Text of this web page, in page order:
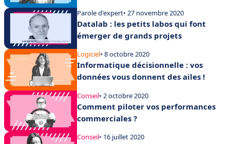
Parole d'expert• 27 novembre 2020
Datalab : les petits labos qui font
émerger de grands projets
Logiciel• 8 octobre 2020
Informatique décisionnelle : vos
données vous donnent des ailes !
Conseil• 2 octobre 2020
Comment piloter vos performances
commerciales ?
Conseil• 16 juillet 2020